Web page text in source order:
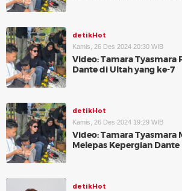
detikHot
Kamis, 26 Des 2024 20:30 WIB
Video: Tamara Tyasmara
Dante di Ultah yang ke-7
detikHot
Kamis, 26 Des 2024 19:29 WIB
Video: Tamara Tyasmara
Melepas Kepergian Dante
detikHot